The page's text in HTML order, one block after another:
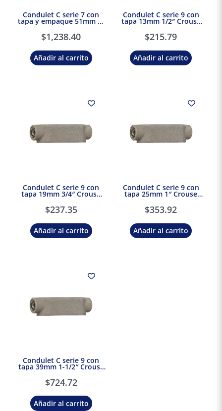
Condulet C serie 7 con
tapa y empaque 51mm 2″
Crouse Hinds Eaton
$1,238.40
Añadir al carrito
Condulet C serie 9 con
tapa 13mm 1/2″ Crouse
$215.79
Añadir al carrito
Condulet C serie 9 con
tapa 19mm 3/4″ Crouse
$237.35
Añadir al carrito
Condulet C serie 9 con
tapa 25mm 1″ Crouse
$353.92
Añadir al carrito
Condulet C serie 9 con
tapa 39mm 1-1/2″ Crouse
$724.72
Añadir al carrito